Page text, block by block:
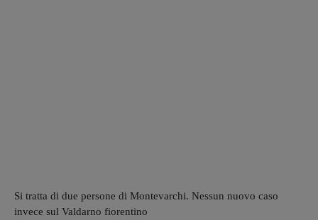
Si tratta di due persone di Montevarchi. Nessun nuovo caso
invece sul Valdarno fiorentino